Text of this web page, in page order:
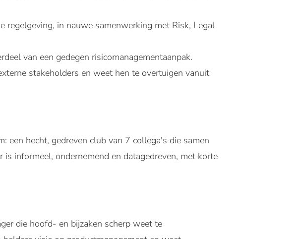
regelgeving, in nauwe samenwerking met Risk, Legal
van een gedegen risicomanagementaanpak.
stakeholders en weet hen te overtuigen vanuit
een hecht, gedreven club van 7 collega's die samen
informeel, ondernemend en datagedreven, met korte
die hoofd- en bijzaken scherp weet te